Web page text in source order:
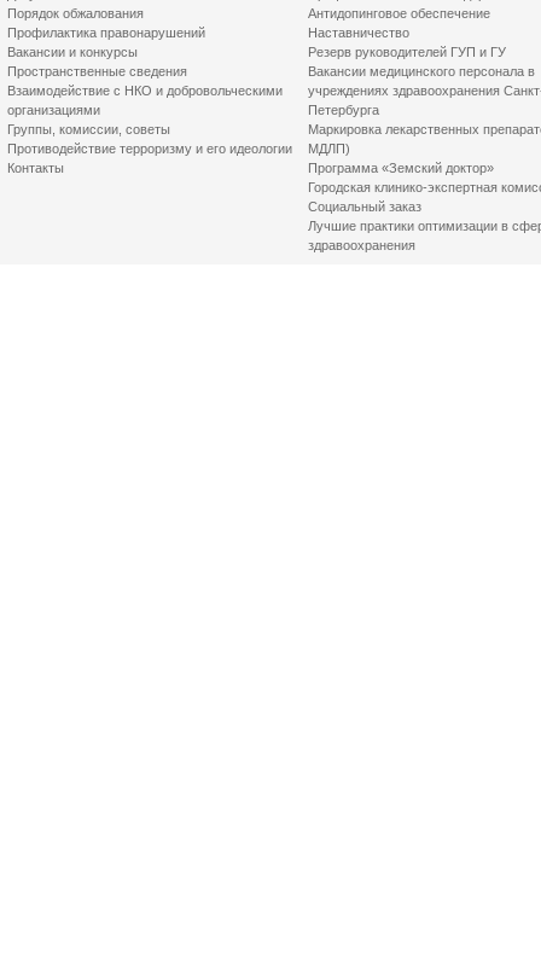
Порядок обжалования
Профилактика правонарушений
Вакансии и конкурсы
Пространственные сведения
Взаимодействие с НКО и добровольческими
организациями
Группы, комиссии, советы
Противодействие терроризму и его идеологии
Контакты
Антидопинговое обеспечение
Наставничество
Резерв руководителей ГУП и ГУ
Вакансии медицинского персонала в
учреждениях здравоохранения
Петербурга
Маркировка лекарственных
МДЛП)
Программа «Земский доктор»
Городская клинико-экспертная
Социальный заказ
Лучшие практики оптимизации в
здравоохранения